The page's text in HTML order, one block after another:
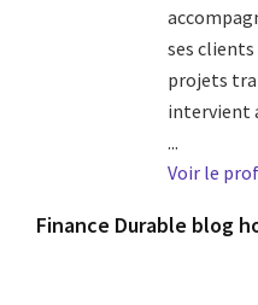
ses
projets
intervient
...
Voir le
Finance Durable blog